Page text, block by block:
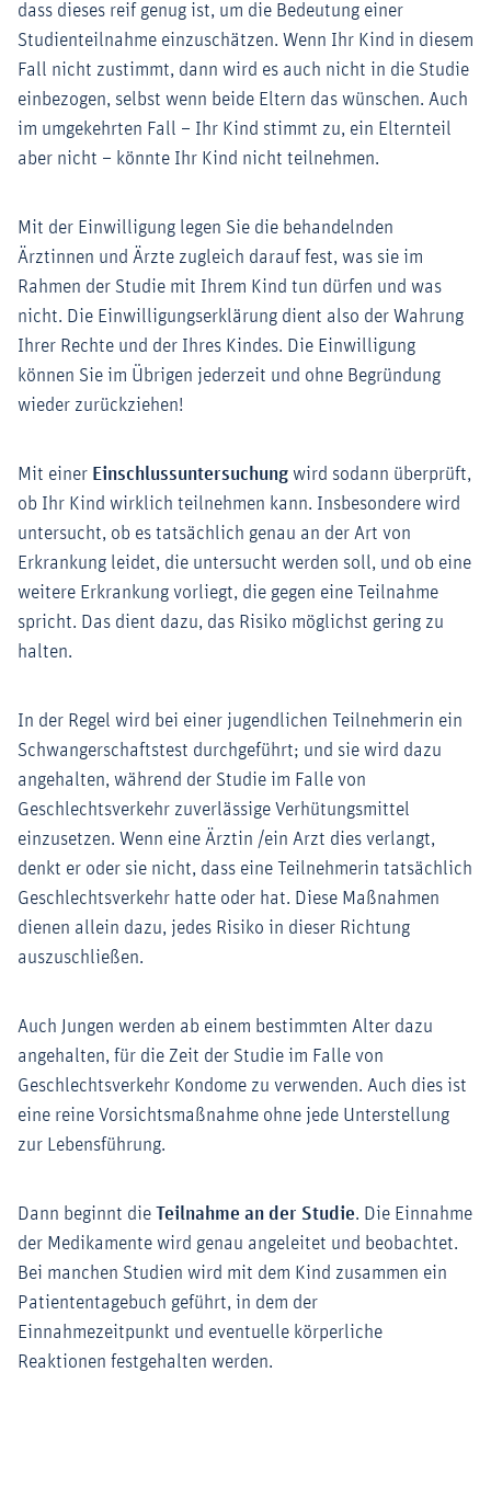
dass dieses reif genug ist, um die Bedeutung einer
Studienteilnahme einzuschätzen. Wenn Ihr Kind in diesem
Fall nicht zustimmt, dann wird es auch nicht in die Studie
einbezogen, selbst wenn beide Eltern das wünschen. Auch
im umgekehrten Fall – Ihr Kind stimmt zu, ein Elternteil
aber nicht – könnte Ihr Kind nicht teilnehmen.
Mit der Einwilligung legen Sie die behandelnden
Ärztinnen und Ärzte zugleich darauf fest, was sie im
Rahmen der Studie mit Ihrem Kind tun dürfen und was
nicht. Die Einwilligungserklärung dient also der Wahrung
Ihrer Rechte und der Ihres Kindes. Die Einwilligung
können Sie im Übrigen jederzeit und ohne Begründung
wieder zurückziehen!
Mit einer Einschlussuntersuchung wird sodann überprüft,
ob Ihr Kind wirklich teilnehmen kann. Insbesondere wird
untersucht, ob es tatsächlich genau an der Art von
Erkrankung leidet, die untersucht werden soll, und ob eine
weitere Erkrankung vorliegt, die gegen eine Teilnahme
spricht. Das dient dazu, das Risiko möglichst gering zu
halten.
In der Regel wird bei einer jugendlichen Teilnehmerin ein
Schwangerschaftstest durchgeführt; und sie wird dazu
angehalten, während der Studie im Falle von
Geschlechtsverkehr zuverlässige Verhütungsmittel
einzusetzen. Wenn eine Ärztin /ein Arzt dies verlangt,
denkt er oder sie nicht, dass eine Teilnehmerin tatsächlich
Geschlechtsverkehr hatte oder hat. Diese Maßnahmen
dienen allein dazu, jedes Risiko in dieser Richtung
auszuschließen.
Auch Jungen werden ab einem bestimmten Alter dazu
angehalten, für die Zeit der Studie im Falle von
Geschlechtsverkehr Kondome zu verwenden. Auch dies ist
eine reine Vorsichtsmaßnahme ohne jede Unterstellung
zur Lebensführung.
Dann beginnt die Teilnahme an der Studie. Die Einnahme
der Medikamente wird genau angeleitet und beobachtet.
Bei manchen Studien wird mit dem Kind zusammen ein
Patiententagebuch geführt, in dem der
Einnahmezeitpunkt und eventuelle körperliche
Reaktionen festgehalten werden.